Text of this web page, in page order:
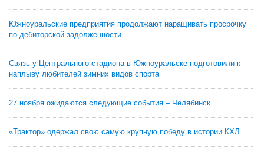
Южноуральские предприятия продолжают наращивать просрочку
по дебиторской задолженности
Связь у Центрального стадиона в Южноуральске подготовили к
наплыву любителей зимних видов спорта
27 ноября ожидаются следующие события – Челябинск
«Трактор» одержал свою самую крупную победу в истории КХЛ